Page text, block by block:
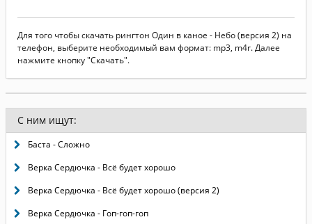
Для того чтобы скачать рингтон Один в каное - Небо (версия 2) на
телефон, выберите необходимый вам формат: mp3, m4r. Далее
нажмите кнопку "Скачать".
С ним ищут:
Баста - Сложно
Верка Сердючка - Всё будет хорошо
Верка Сердючка - Всё будет хорошо (версия 2)
Верка Сердючка - Гоп-гоп-гоп